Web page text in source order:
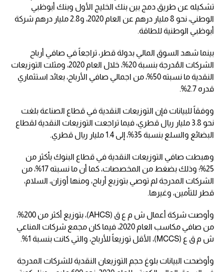
تشكيله عن طريق دمج بين بنك الخليج الأول وبنك أبوظبي
الوطني، نحو 8 مليار درهم عن العام 2020، و2.8 مليار درهم شركة
أبوظبي الوطنية للطاقة.
بينما شهد السوق المالي بدولة قطر، تراجعاً في صافي أرباح
الشركات المُدرجة بنسبة 20%، خلال العام 2020، ومثلت التوزيعات
النقدية ما نسبته 50%، من اجمالي صافي الأرباح، بعائد استثماري
قدره 2.7%.
ووفقاً للبيانات فإن التوزيعات النقدية في قطاع الصناعة بلغت
نحو 3.8 مليار ريال قطري، فيما تراجعت التوزيعات النقدية لقطاع
البضائع والسلع بنسبة 35%، إلى 1.4 مليار ريال قطري.
وهبطت صافي التوزيعات النقدية في قطاع البنوك بأكثر من
25%؛ وذلك بضغط من المخصصات، كما أن ما نسبته 17%، من
الشركات المدرجة لم توصي بتوزيع أرباح، ومنها أوزان، السلام،
قطر للتأمين، وغيرها.
وأوصت شركة أعمال ش م ع ق (AHCS)، بتوزيع أكثر من 200%،
من صافي مكاسب العام 2020، فيما كان مجمع شركات المناعي
ش م ق ع (MCCS)، الأقل توزيعاً للأرباح، والتي كانت بنسبة 1%.
وأوضحت البيانات بلوغ حجم التوزيعان النقدية للشركات المدرجة